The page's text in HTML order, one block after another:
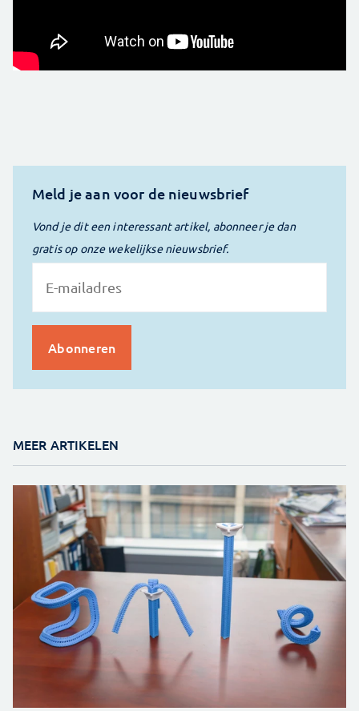
Meld je aan voor de nieuwsbrief
Vond je dit een interessant artikel, abonneer je dan
gratis op onze wekelijkse nieuwsbrief.
MEER ARTIKELEN